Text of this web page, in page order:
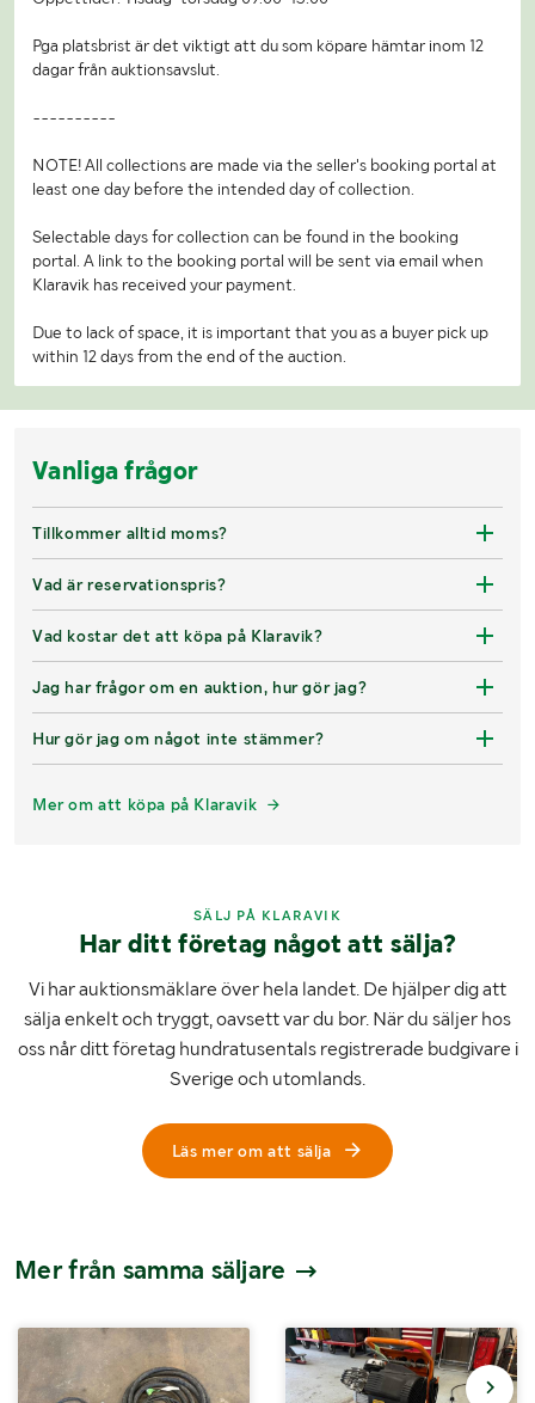
Pga platsbrist är det viktigt att du som köpare hämtar inom 12
dagar från auktionsavslut.
----------
NOTE! All collections are made via the seller's booking portal at
least one day before the intended day of collection.
Selectable days for collection can be found in the booking
portal. A link to the booking portal will be sent via email when
Klaravik has received your payment.
Due to lack of space, it is important that you as a buyer pick up
within 12 days from the end of the auction.
Vanliga frågor
Tillkommer alltid moms?
Vad är reservationspris?
Vad kostar det att köpa på Klaravik?
Jag har frågor om en auktion, hur gör jag?
Hur gör jag om något inte stämmer?
Mer om att köpa på Klaravik
SÄLJ PÅ KLARAVIK
Har ditt företag något att sälja?
Vi har auktionsmäklare över hela landet. De hjälper dig att
sälja enkelt och tryggt, oavsett var du bor. När du säljer hos
oss når ditt företag hundratusentals registrerade budgivare i
Sverige och utomlands.
Läs mer om att sälja
Mer från samma säljare